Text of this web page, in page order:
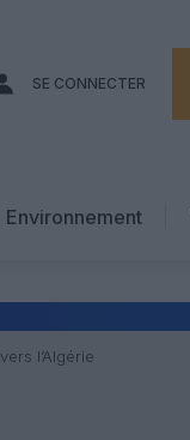
SE CONNECTER
Environnement
l’Algérie